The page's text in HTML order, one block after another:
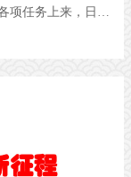
项任务上来，日前